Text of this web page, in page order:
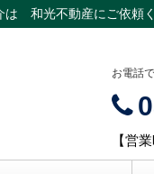
は 和光不動産にご依頼
お電話
【営